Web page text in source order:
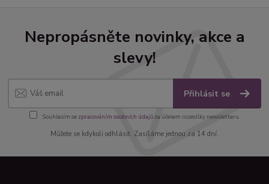
Nepropásněte novinky, akce a
slevy!
Přihlásit se
Souhlasím se zpracováním osobních údajůza účelem rozesílky newsletteru.
Můžete se kdykoli odhlásit. Zasíláme jednou za 14 dní.